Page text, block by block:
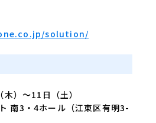
solution/
）～11日（土）
南3・4ホール（江東区有明3-